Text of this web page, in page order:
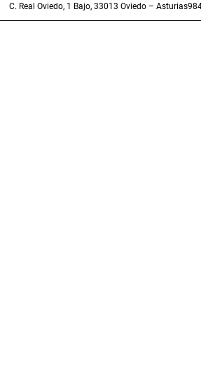
C. Real Oviedo, 1 Bajo, 33013 Oviedo – Asturias